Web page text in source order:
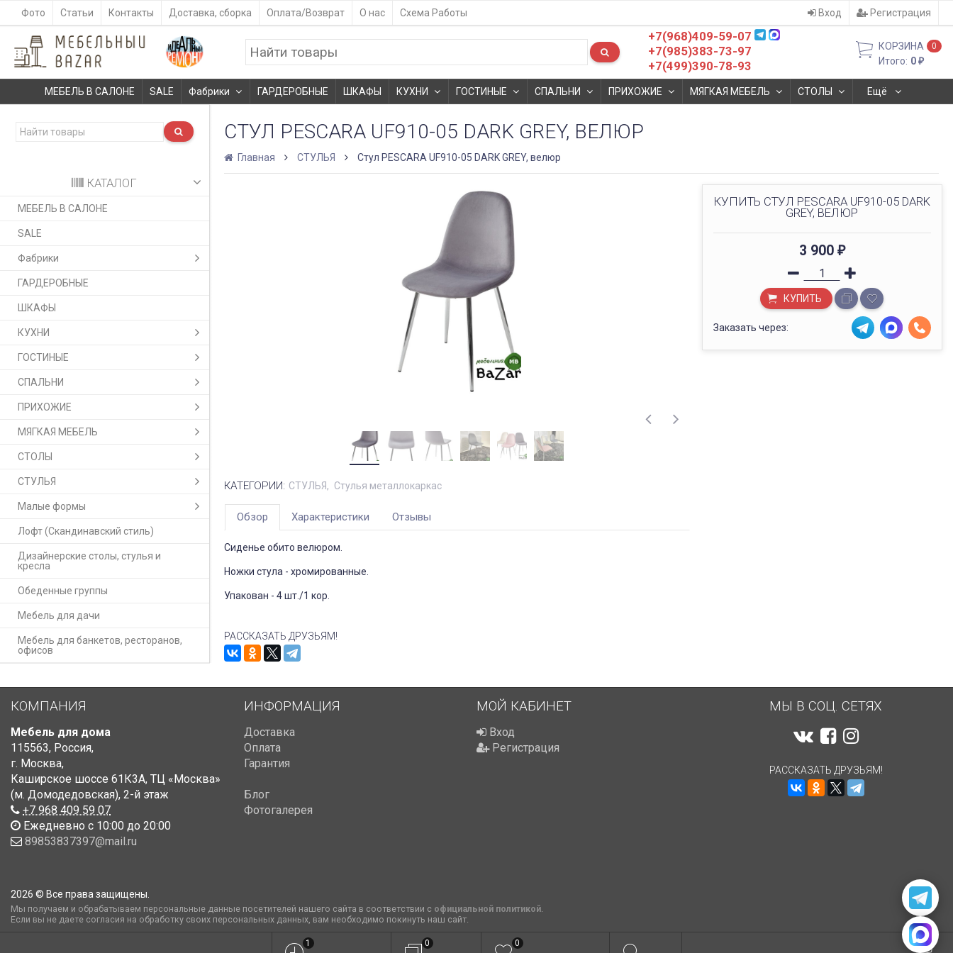
Фото Статьи Контакты Доставка, сборка Оплата/Возврат О нас Схема Работы Вход Регистрация
+7(968)409-59-07
+7(985)383-73-97
+7(499)390-78-93
КОРЗИНА 0
Итого: 0₽
МЕБЕЛЬ В САЛОНЕ SALE Фабрики ГАРДЕРОБНЫЕ ШКАФЫ КУХНИ ГОСТИНЫЕ СПАЛЬНИ ПРИХОЖИЕ МЯГКАЯ МЕБЕЛЬ СТОЛЫ Ещё
КАТАЛОГ
МЕБЕЛЬ В САЛОНЕ
SALE
Фабрики
ГАРДЕРОБНЫЕ
ШКАФЫ
КУХНИ
ГОСТИНЫЕ
СПАЛЬНИ
ПРИХОЖИЕ
МЯГКАЯ МЕБЕЛЬ
СТОЛЫ
СТУЛЬЯ
Малые формы
Лофт (Скандинавский стиль)
Дизайнерские столы, стулья и
кресла
Обеденные группы
Мебель для дачи
Мебель для банкетов, ресторанов,
офисов
СТУЛ PESCARA UF910-05 DARK GREY, ВЕЛЮР
Главная СТУЛЬЯ Стул PESCARA UF910-05 DARK GREY, велюр
КУПИТЬ СТУЛ PESCARA UF910-05 DARK
GREY, ВЕЛЮР
3 900 ₽
КУПИТЬ
Заказать через:
КАТЕГОРИИ: СТУЛЬЯ Стулья металлокаркас
Обзор Характеристики Отзывы
Сиденье обито велюром.
Ножки стула - хромированные.
Упакован - 4 шт./1 кор.
РАССКАЗАТЬ ДРУЗЬЯМ!
КОМПАНИЯ
Мебель для дома
115563, Россия,
г. Москва,
Каширское шоссе 61К3А, ТЦ «Москва»
(м. Домодедовская), 2-й этаж
+7 968 409 59 07
Ежедневно с 10:00 до 20:00
89853837397@mail.ru
ИНФОРМАЦИЯ
Доставка
Оплата
Гарантия
Блог
Фотогалерея
МОЙ КАБИНЕТ
Вход
Регистрация
МЫ В СОЦ. СЕТЯХ
РАССКАЗАТЬ ДРУЗЬЯМ!
2026 © Все права защищены.
Мы получаем и обрабатываем персональные данные посетителей нашего сайта в соответствии с официальной политикой.
Если вы не даете согласия на обработку своих персональных данных, вам необходимо покинуть наш сайт.
1 0 0